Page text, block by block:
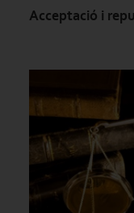
Acceptació i